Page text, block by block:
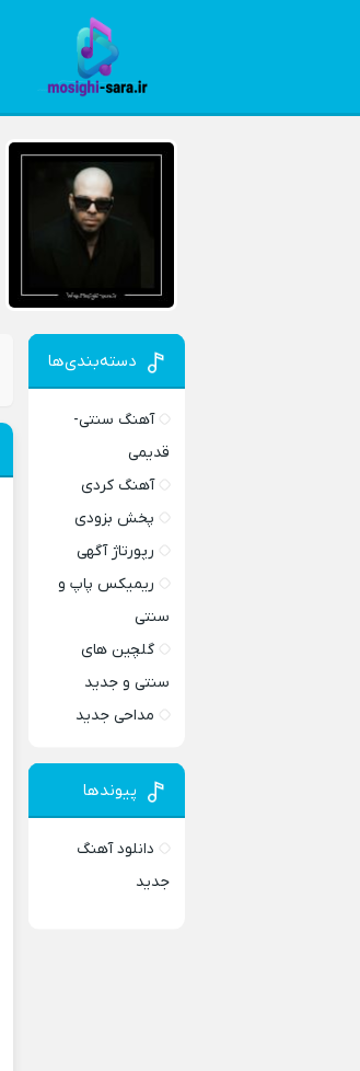
دسته‌بندی‌ها
آهنگ سنتی-
قدیمی
آهنگ کردی
پخش بزودی
رپورتاژ آگهی
ریمیکس پاپ و
سنتی
گلچین های
سنتی و جدید
مداحی جدید
پیوندها
دانلود آهنگ
جدید